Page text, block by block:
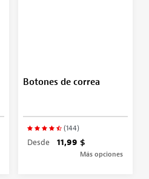
Botones de correa
(144)
Desde 11,99 $
Más opciones